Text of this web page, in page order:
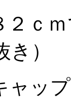
２ｃ
）
ャッ